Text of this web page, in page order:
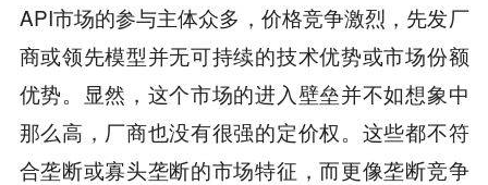
API市场的参与主体众多，价格竞争激烈，先发厂
商或领先模型并无可持续的技术优势或市场份额
优势。显然，这个市场的进入壁垒并不如想象中
那么高，厂商也没有很强的定价权。这些都不符
合垄断或寡头垄断的市场特征，而更像垄断竞争